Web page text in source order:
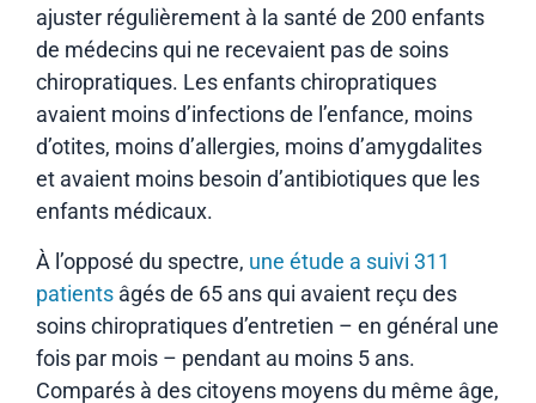
ajuster régulièrement à la santé de 200 enfants
de médecins qui ne recevaient pas de soins
chiropratiques. Les enfants chiropratiques
avaient moins d’infections de l’enfance, moins
d’otites, moins d’allergies, moins d’amygdalites
et avaient moins besoin d’antibiotiques que les
enfants médicaux.
À l’opposé du spectre, une étude a suivi 311
patients âgés de 65 ans qui avaient reçu des
soins chiropratiques d’entretien – en général une
fois par mois – pendant au moins 5 ans.
Comparés à des citoyens moyens du même âge,